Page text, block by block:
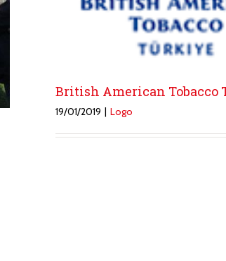
British American Tobacco
19/01/2019 | Logo